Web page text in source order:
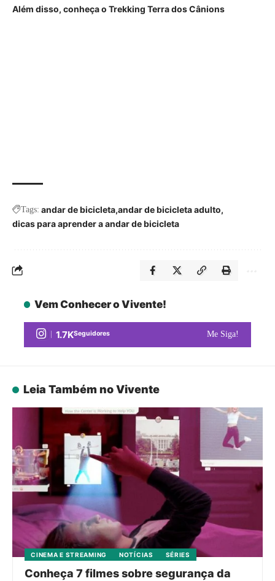
Além disso, conheça o Trekking Terra dos Cânions
Tags: andar de bicicleta andar de bicicleta adulto
dicas para aprender a andar de bicicleta
Vem Conhecer o Vivente!
1.7KSeguidores Me Siga!
Leia Também no Vivente
CINEMA E STREAMING NOTÍCIAS SÉRIES
Conheça 7 filmes sobre segurança da